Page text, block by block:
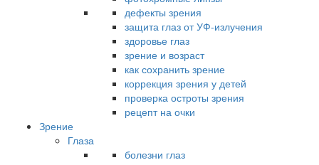
дефекты зрения
защита глаз от УФ-излучения
здоровье глаз
зрение и возраст
как сохранить зрение
коррекция зрения у детей
проверка остроты зрения
рецепт на очки
Зрение
Глаза
болезни глаз